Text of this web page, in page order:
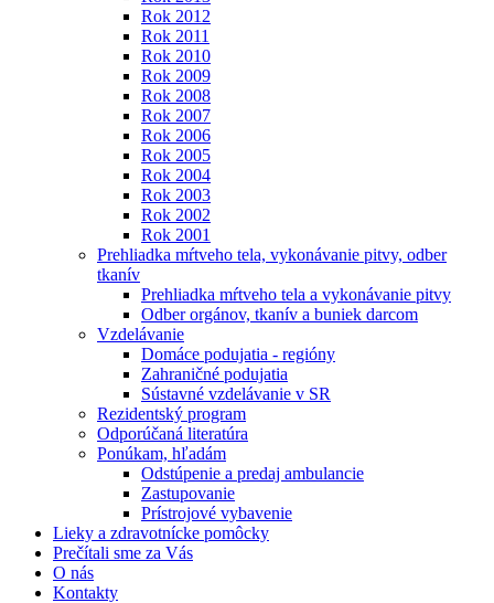
Rok 2012
Rok 2011
Rok 2010
Rok 2009
Rok 2008
Rok 2007
Rok 2006
Rok 2005
Rok 2004
Rok 2003
Rok 2002
Rok 2001
Prehliadka mŕtveho tela, vykonávanie pitvy, odber
tkanív
Prehliadka mŕtveho tela a vykonávanie pitvy
Odber orgánov, tkanív a buniek darcom
Vzdelávanie
Domáce podujatia - regióny
Zahraničné podujatia
Sústavné vzdelávanie v SR
Rezidentský program
Odporúčaná literatúra
Ponúkam, hľadám
Odstúpenie a predaj ambulancie
Zastupovanie
Prístrojové vybavenie
Lieky a zdravotnícke pomôcky
Prečítali sme za Vás
O nás
Kontakty